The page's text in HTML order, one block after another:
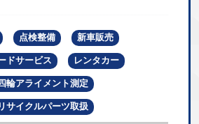
点検整備 新車販売
ドサービス レンタカー
四輪アライメント測定
リサイクルパーツ取扱